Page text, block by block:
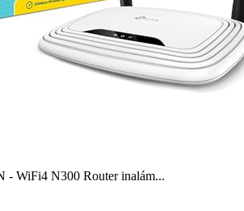
WiFi4 N300 Router inalám...